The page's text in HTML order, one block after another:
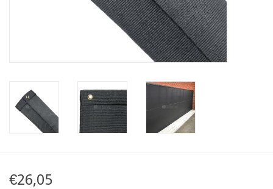
€26,05